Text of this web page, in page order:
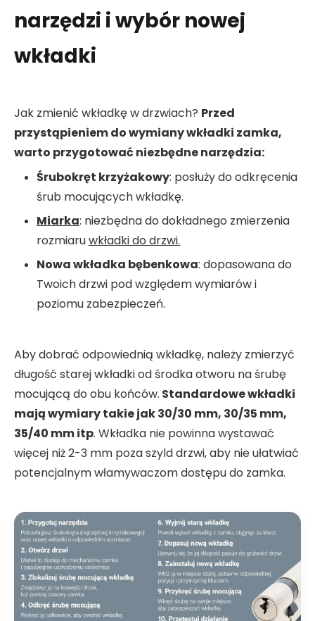
narzędzi i wybór nowej
wkładki
Jak zmienić wkładkę w drzwiach? Przed
przystąpieniem do wymiany wkładki zamka,
warto przygotować niezbędne narzędzia:
Śrubokręt krzyżakowy: posłuży do odkręcenia
śrub mocujących wkładkę.
Miarka: niezbędna do dokładnego zmierzenia
rozmiaruwkładki do drzwi.
Nowa wkładka bębenkowa: dopasowana do
Twoich drzwi pod względem wymiarów i
poziomu zabezpieczeń.
Aby dobrać odpowiednią wkładkę, należy zmierzyć
długość starej wkładki od środka otworu na śrubę
mocującą do obu końców. Standardowe wkładki
mają wymiary takie jak 30/30 mm, 30/35 mm,
35/40 mm itp. Wkładka nie powinna wystawać
więcej niż 2-3 mm poza szyld drzwi, aby nie ułatwiać
potencjalnym włamywaczom dostępu do zamka.